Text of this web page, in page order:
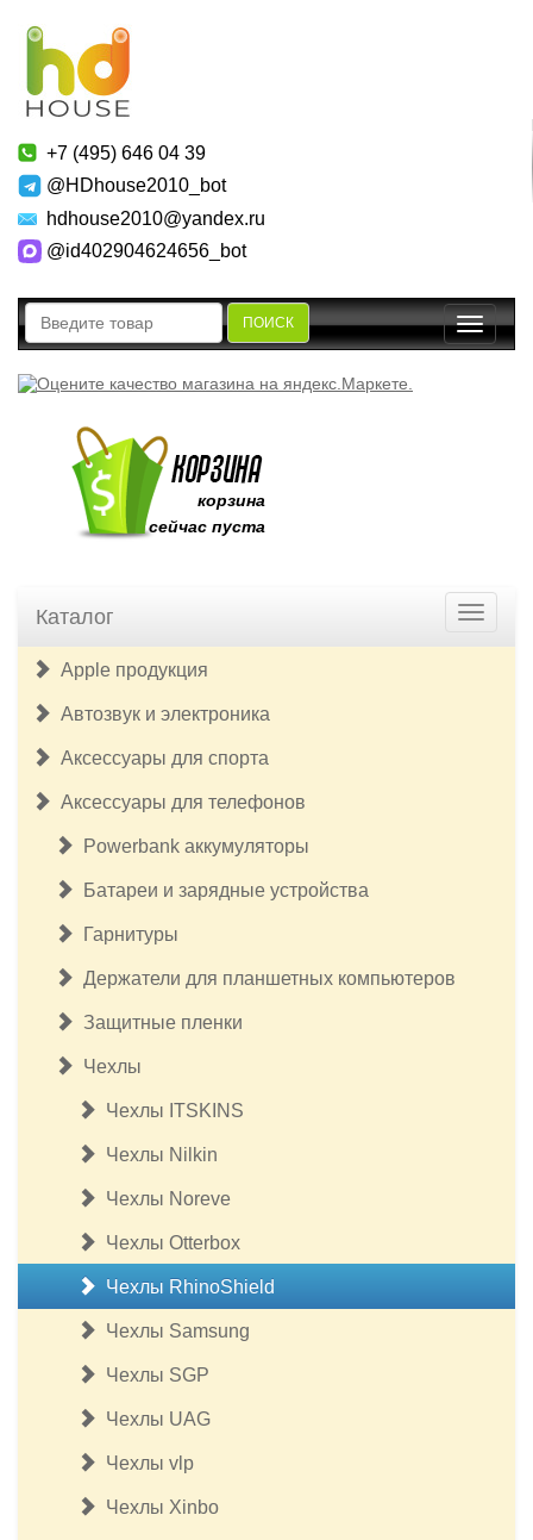
+7 (495) 646 04 39
@HDhouse2010_bot
hdhouse2010@yandex.ru
@id402904624656_bot
ПОИСК
Toggle
корзина
сейчас пуста
Каталог
Apple продукция
Автозвук и электроника
Аксессуары для спорта
Аксессуары для телефонов
Powerbank аккумуляторы
Батареи и зарядные устройства
Гарнитуры
Держатели для планшетных компьютеров
Защитные пленки
Чехлы
Чехлы ITSKINS
Чехлы Nilkin
Чехлы Noreve
Чехлы Otterbox
Чехлы RhinoShield
Чехлы Samsung
Чехлы SGP
Чехлы UAG
Чехлы vlp
Чехлы Xinbo